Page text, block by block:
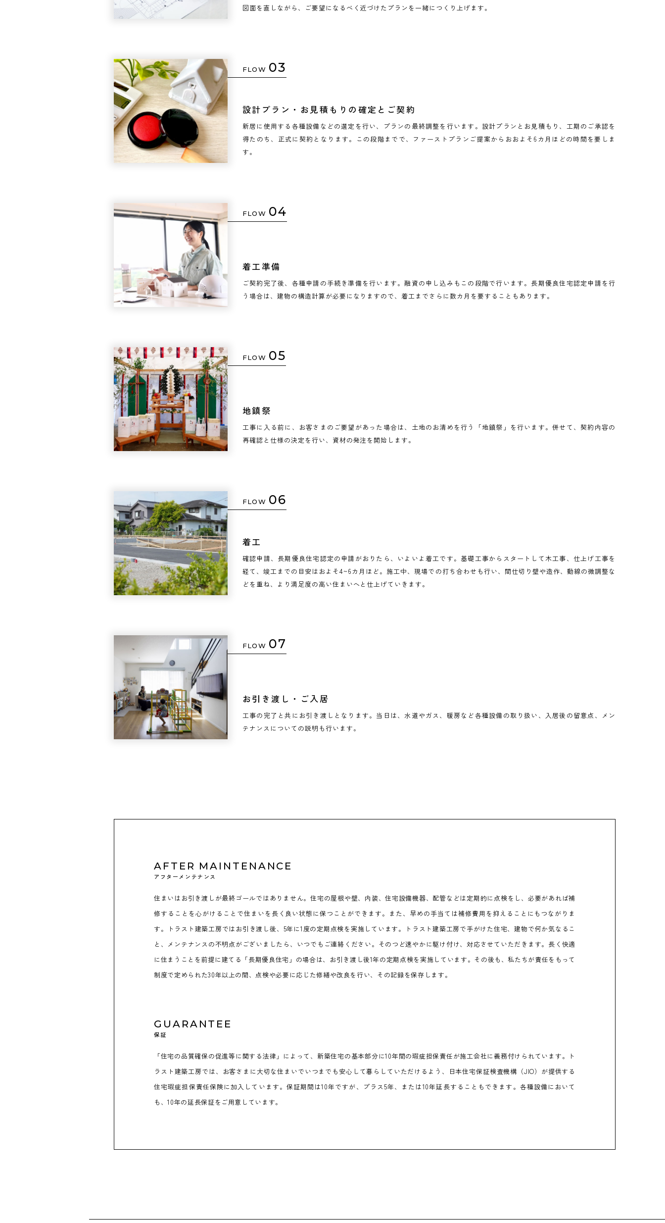
図面を直しながら、ご要望になるべく近づけたプランを一緒につくり上げます。
FLOW 03
設計プラン・お見積もりの確定とご契約
新居に使用する各種設備などの選定を行い、プランの最終調整を行います。設計プランとお見積もり、工期のご承認を
得たのち、正式に契約となります。この段階までで、ファーストプランご提案からおおよそ6カ月ほどの時間を要しま
す。
FLOW 04
着工準備
ご契約完了後、各種申請の手続き準備を行います。融資の申し込みもこの段階で行います。長期優良住宅認定申請を行
う場合は、建物の構造計算が必要になりますので、着工までさらに数カ月を要することもあります。
FLOW 05
地鎮祭
工事に入る前に、お客さまのご要望があった場合は、土地のお清めを行う「地鎮祭」を行います。併せて、契約内容の
再確認と仕様の決定を行い、資材の発注を開始します。
FLOW 06
着工
確認申請、長期優良住宅認定の申請がおりたら、いよいよ着工です。基礎工事からスタートして木工事、仕上げ工事を
経て、竣工までの目安はおよそ4~6カ月ほど。施工中、現場での打ち合わせも行い、間仕切り壁や造作、動線の微調整な
どを重ね、より満足度の高い住まいへと仕上げていきます。
FLOW 07
お引き渡し・ご入居
工事の完了と共にお引き渡しとなります。当日は、水道やガス、暖房など各種設備の取り扱い、入居後の留意点、メン
テナンスについての説明も行います。
AFTER MAINTENANCE
アフターメンテナンス
住まいはお引き渡しが最終ゴールではありません。住宅の屋根や壁、内装、住宅設備機器、配管などは定期的に点検をし、必要があれば補
修することを心がけることで住まいを長く良い状態に保つことができます。また、早めの手当ては補修費用を抑えることにもつながりま
す。トラスト建築工房ではお引き渡し後、5年に1度の定期点検を実施しています。トラスト建築工房で手がけた住宅、建物で何か気なるこ
と、メンテナンスの不明点がございましたら、いつでもご連絡ください。そのつど速やかに駆け付け、対応させていただきます。長く快適
に住まうことを前提に建てる「長期優良住宅」の場合は、お引き渡し後1年の定期点検を実施しています。その後も、私たちが責任をもって
制度で定められた30年以上の間、点検や必要に応じた修繕や改良を行い、その記録を保存します。
GUARANTEE
保証
「住宅の品質確保の促進等に関する法律」によって、新築住宅の基本部分に10年間の瑕疵担保責任が施工会社に義務付けられています。ト
ラスト建築工房では、お客さまに大切な住まいでいつまでも安心して暮らしていただけるよう、日本住宅保証検査機構（JIO）が提供する
住宅瑕疵担保責任保険に加入しています。保証期間は10年ですが、プラス5年、または10年延長することもできます。各種設備において
も、10年の延長保証をご用意しています。